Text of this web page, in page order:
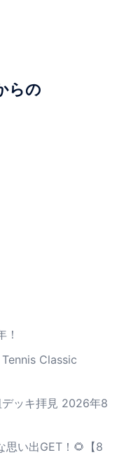
らの
！
Classic
デッキ拝見 2026年8
思い出GET！🌻【8